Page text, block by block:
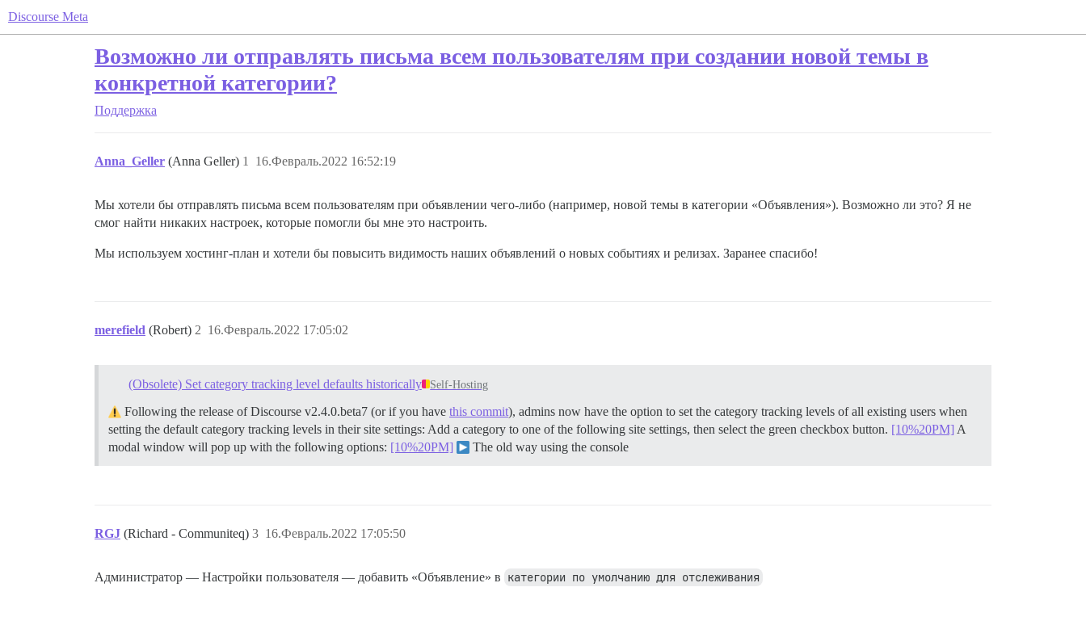
Discourse Meta
Возможно ли отправлять письма всем пользователям при создании новой темы в
конкретной категории?
Поддержка
Anna_Geller (Anna Geller) 16.Февраль.2022 16:52:19
1
Мы хотели бы отправлять письма всем пользователям при объявлении чего-либо (например, новой темы в категории «Объявления»). Возможно ли это? Я не
смог найти никаких настроек, которые помогли бы мне это настроить.
Мы используем хостинг-план и хотели бы повысить видимость наших объявлений о новых событиях и релизах. Заранее спасибо!
merefield (Robert) 16.Февраль.2022 17:05:02
2
(Obsolete) Set category tracking level defaults historically Self-Hosting
Following the release of Discourse v2.4.0.beta7 (or if you have this commit), admins now have the option to set the category tracking levels of all existing users when
setting the default category tracking levels in their site settings: Add a category to one of the following site settings, then select the green checkbox button. [10%20PM] A
modal window will pop up with the following options: [10%20PM] The old way using the console
RGJ (Richard - Communiteq) 16.Февраль.2022 17:05:50
3
Администратор — Настройки пользователя — добавить «Объявление» в категории по умолчанию для отслеживания